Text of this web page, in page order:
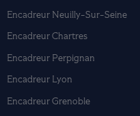
Encadreur Neuilly-Sur-Seine
Encadreur Chartres
Encadreur Perpignan
Encadreur Lyon
Encadreur Grenoble